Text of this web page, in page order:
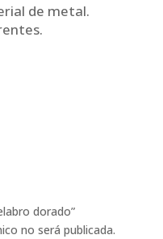
de metal.
dorado”
no será publicada.